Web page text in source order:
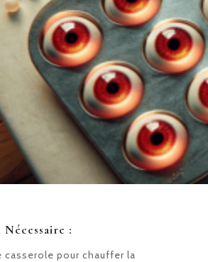
:
casserole pour chauffer la